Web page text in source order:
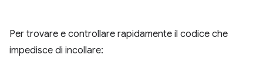
Per trovare e controllare rapidamente il codice che
impedisce di incollare: